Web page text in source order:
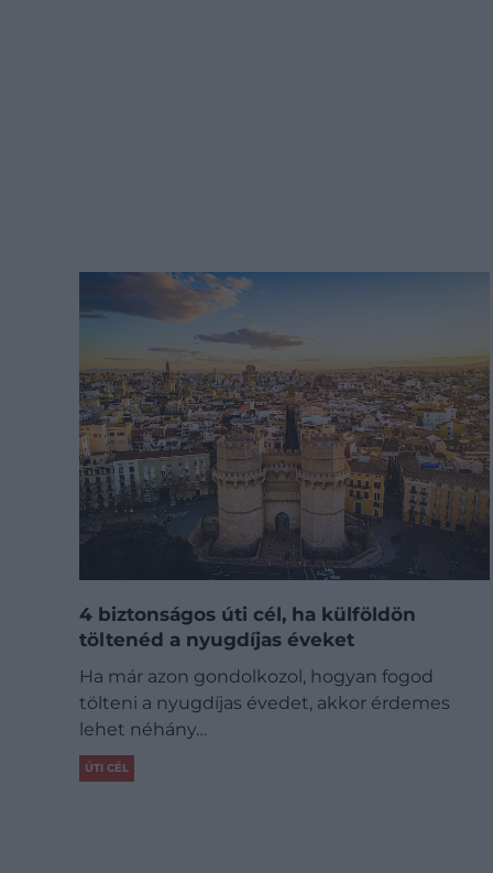
4 biztonságos úti cél, ha külföldön
töltenéd a nyugdíjas éveket
Ha már azon gondolkozol, hogyan fogod
tölteni a nyugdíjas évedet, akkor érdemes
lehet néhány…
ÚTI CÉL